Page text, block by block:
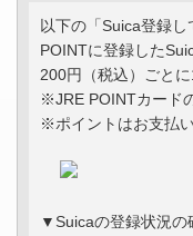
以下の「Suica登録
POINTに登録した
200円（税込）ごとに
※JRE POINTカード
※ポイントはお支払
▼Suicaの登録状況の